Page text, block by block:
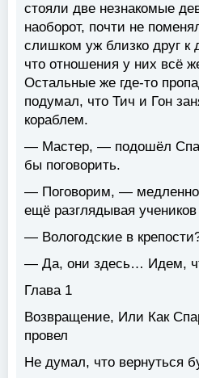
стояли две незнакомые
наоборот, почти не
слишком уж близко друг к
что отношения у них всё
Остальные же где-то
подумал, что Тич и Гон
кораблем.
— Мастер, — подошёл
бы поговорить.
— Поговорим, — медленно
ещё разглядывая
— Вологодские в
— Да, они здесь… Идем,
Глава 1
Возвращение, Или Как
провел
Не думал, что вернуться